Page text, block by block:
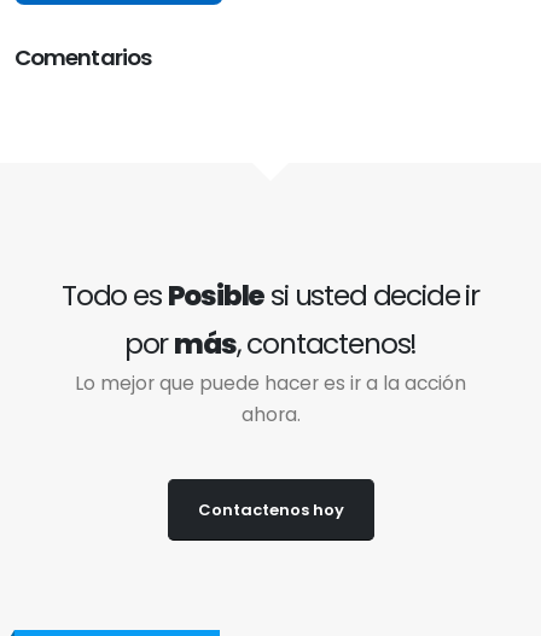
Comentarios
Todo esPosiblesi usted decide ir
pormás, contactenos!
Lo mejor que puede hacer es ir a la acción
ahora.
Contactenos hoy